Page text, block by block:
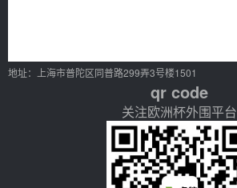
地址：上海市普陀区同普路299弄3号楼1501
qr code
关注欧洲杯外围平台